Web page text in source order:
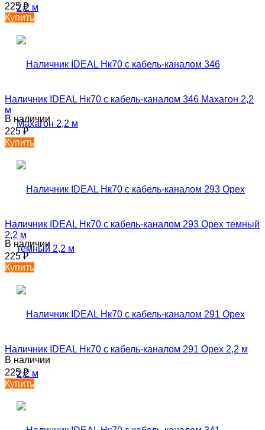
225₽
Купить
Наличник IDEAL Нк70 с кабель-каналом 346 Махагон 2,2
м
В наличии
225₽
Купить
Наличник IDEAL Нк70 с кабель-каналом 293 Орех темный
2,2 м
В наличии
225₽
Купить
Наличник IDEAL Нк70 с кабель-каналом 291 Орех 2,2 м
В наличии
225₽
Купить